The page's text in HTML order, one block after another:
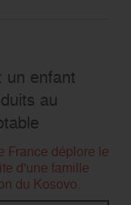
un enfant
au
France déplore le
d'une famille
du Kosovo.